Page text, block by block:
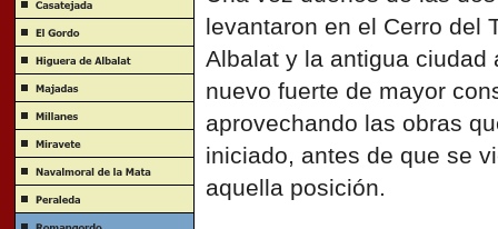
levantaron en el Cerro del
Albalat y la antigua ciudad
nuevo fuerte de mayor
aprovechando las obras
iniciado, antes de que se
aquella posición.